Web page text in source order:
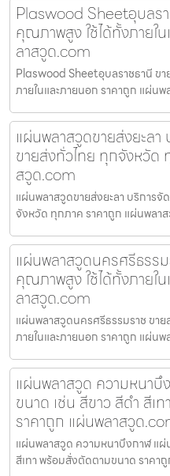
Plaswood Sheetอุบลร
คุณภาพสูง ใช้ได้ทั้งภายใ
ลาสวูด.com
Plaswood Sheetอุบลราชธานี ข
ภายในและภายนอก ราคาถูก แผ่น
แผ่นพลาสวูดขายส่งยะล
ขายส่งทั่วไทย ทุกจังหวัด
สวูด.com
แผ่นพลาสวูดขายส่งยะลา บริการ
จังหวัด ทุกภาค ราคาถูก แผ่นพลา
แผ่นพลาสวูดนครศรีธรร
คุณภาพสูง ใช้ได้ทั้งภายใ
ลาสวูด.com
แผ่นพลาสวูดนครศรีธรรมราช ขา
ภายในและภายนอก ราคาถูก แผ่น
แผ่นพลาสวูด ความหนา
ขนาด เช่น สีขาว สีดำ สี
ราคาถูก แผ่นพลาสวูด
แผ่นพลาสวูด ความหนาบึงกาฬ แ
สีเทา พร้อมสั่งตัดตามขนาด ราค